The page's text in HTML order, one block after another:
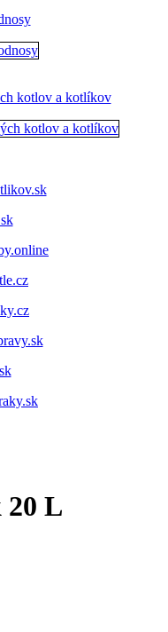
kotlov a kotlíkov
20 L